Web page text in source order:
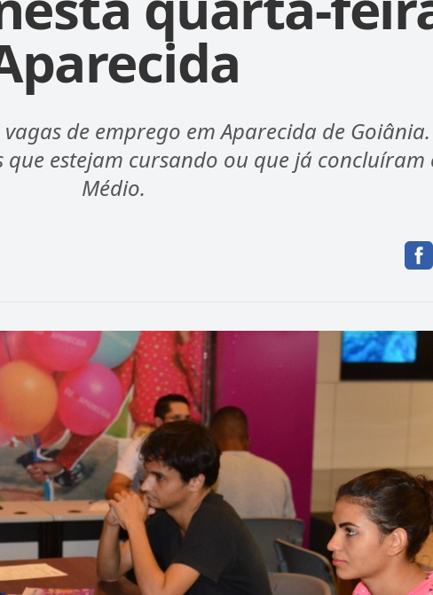
de emprego em Aparecida de
estejam cursando ou que já concluíram
Médio.